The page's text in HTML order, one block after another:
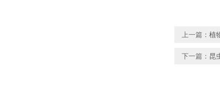
上一篇： 植
下一篇： 昆